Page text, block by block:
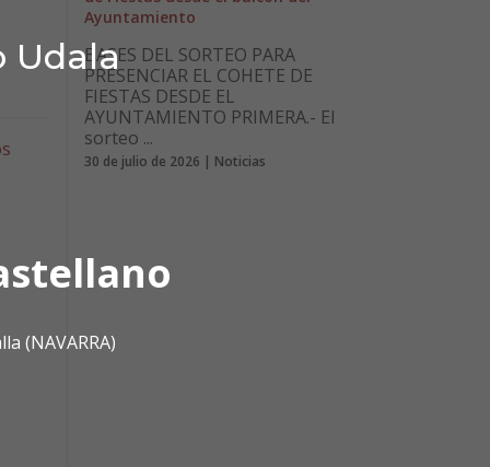
Udala
(NAVARRA)
Ayuntamiento
BASES DEL SORTEO PARA
PRESENCIAR EL COHETE DE
FIESTAS DESDE EL
AYUNTAMIENTO PRIMERA.- El
sorteo ...
30 de julio de 2026 | Noticias